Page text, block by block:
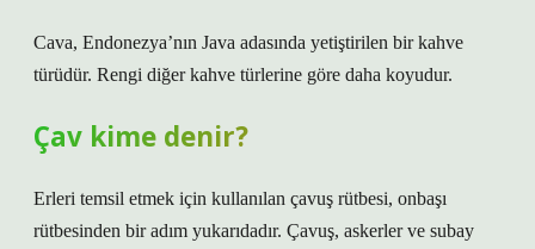
Cava, Endonezya’nın Java adasında yetiştirilen bir kahve
türüdür. Rengi diğer kahve türlerine göre daha koyudur.
Çav kime denir?
Erleri temsil etmek için kullanılan çavuş rütbesi, onbaşı
rütbesinden bir adım yukarıdadır. Çavuş, askerler ve subay